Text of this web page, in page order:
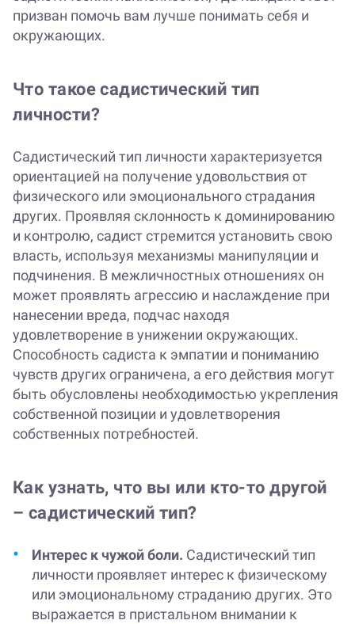
призван помочь вам лучше понимать себя и
окружающих.
Что такое садистический тип
личности?
Садистический тип личности характеризуется
ориентацией на получение удовольствия от
физического или эмоционального страдания
других. Проявляя склонность к доминированию
и контролю, садист стремится установить свою
власть, используя механизмы манипуляции и
подчинения. В межличностных отношениях он
может проявлять агрессию и наслаждение при
нанесении вреда, подчас находя
удовлетворение в унижении окружающих.
Способность садиста к эмпатии и пониманию
чувств других ограничена, а его действия могут
быть обусловлены необходимостью укрепления
собственной позиции и удовлетворения
собственных потребностей.
Как узнать, что вы или кто-то другой
– садистический тип?
Интерес к чужой боли. Садистический тип
личности проявляет интерес к физическому
или эмоциональному страданию других. Это
выражается в пристальном внимании к